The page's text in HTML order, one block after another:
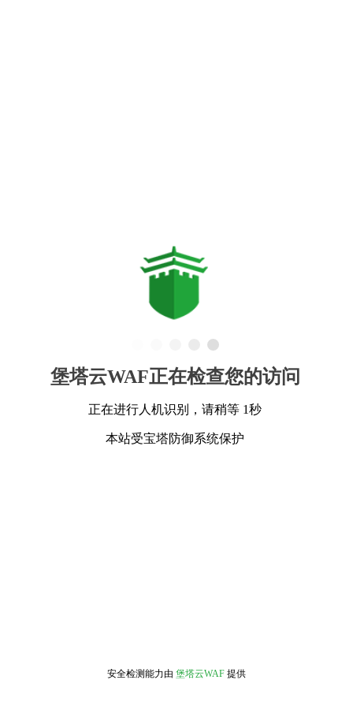
堡塔云WAF正在检查您的访问
正在进行人机识别，请稍等 1秒
本站受宝塔防御系统保护
安全检测能力由 堡塔云WAF 提供